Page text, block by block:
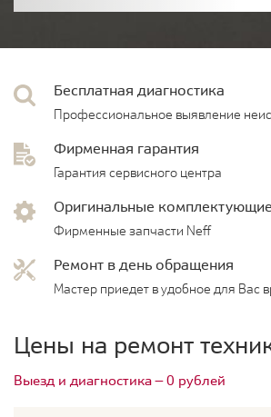
Бесплатная диагностика
Профессиональное выявление
Фирменная гарантия
Гарантия сервисного центра
Оригинальные комплектующие
Фирменные запчасти Neff
Ремонт в день обращения
Мастер приедет в удобное для Вас
Цены на ремонт
Выезд и диагностика — 0 рублей